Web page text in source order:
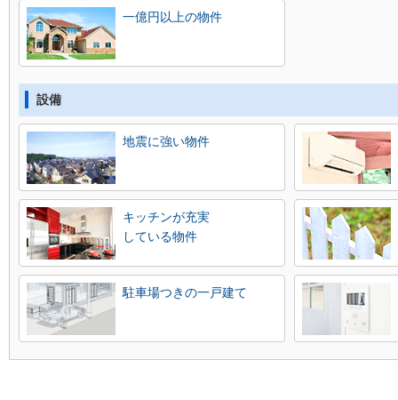
一億円以上の物件
設備
地震に強い物件
キッチンが充実
している物件
駐車場つきの一戸建て